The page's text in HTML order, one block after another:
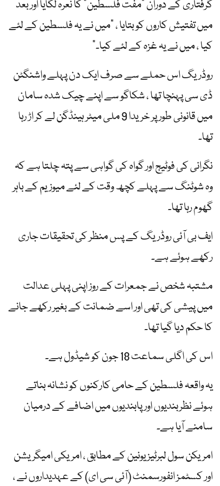
گرفتاری کے دوران "مفت فلسطین” کا نعرہ لگایا اور بعد
میں تفتیش کاروں کو بتایا ، "میں نے یہ فلسطین کے لئے
کیا ، میں نے یہ غزہ کے لئے کیا۔”
روڈریگ اس حملے سے صرف ایک دن پہلے واشنگٹن
ڈی سی پہنچا تھا ، شکاگو سے اپنے چیک شدہ سامان
میں قانونی طور پر خریدا 9 ملی میٹر ہینڈگن لے کر اڑ رہا
تھا۔
نگرانی کی فوٹیج اور گواہ کی گواہی سے پتہ چلتا ہے کہ
وہ شوٹنگ سے پہلے کچھ وقت کے لئے میوزیم کے باہر
گھوم رہا تھا۔
ایف بی آئی روڈریگ کے پس منظر کی تحقیقات جاری
رکھے ہوئے ہے۔
مشتبہ شخص نے جمعرات کے روز اپنی پہلی عدالت
میں پیشی کی تھی اور اسے ضمانت کے بغیر رکھے جانے
کا حکم دیا گیا تھا۔
اس کی اگلی سماعت 18 جون کو شیڈول ہے۔
یہ واقعہ فلسطین کے حامی کارکنوں کو نشانہ بناتے
ہوئے نظربندیوں اور پابندیوں میں اضافے کے درمیان
سامنے آیا ہے۔
امریکن سول لبرٹیز یونین کے مطابق ، امریکی امیگریشن
اور کسٹمز انفورسمنٹ (آئی سی ای) کے عہدیداروں نے ،